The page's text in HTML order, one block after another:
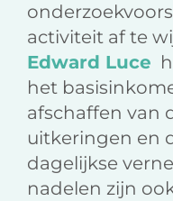
activiteit af te
Edward Luce
het
afschaffen van
uitkeringen en
dagelijkse
nadelen zijn